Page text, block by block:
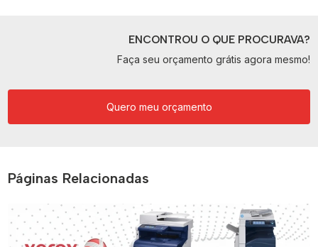
ENCONTROU O QUE PROCURAVA?
Faça seu orçamento grátis agora mesmo!
Quero meu orçamento
Páginas Relacionadas